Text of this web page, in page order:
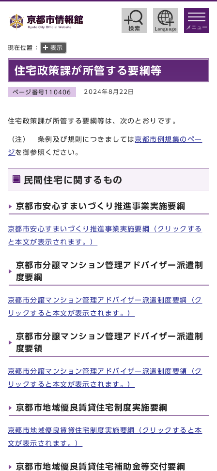
toggle
メニュー
現在位置： 表示
住宅政策課が所管する要綱等
ページ番号110406 2024年8月22日
住宅政策課が所管する要綱等は、次のとおりです。
（注） 条例及び規則につきましては京都市例規集のペー
ジを御参照ください。
民間住宅に関するもの
京都市安心すまいづくり推進事業実施要綱
京都市安心すまいづくり推進事業実施要綱（クリックする
と本文が表示されます。）
京都市分譲マンション管理アドバイザー派遣制
度要綱
京都市分譲マンション管理アドバイザー派遣制度要綱（ク
リックすると本文が表示されます。）
京都市分譲マンション管理アドバイザー派遣制
度要領
京都市分譲マンション管理アドバイザー派遣制度要領（ク
リックすると本文が表示されます。）
京都市地域優良賃貸住宅制度実施要綱
京都市地域優良賃貸住宅制度実施要綱（クリックすると本
文が表示されます。）
京都市地域優良賃貸住宅補助金等交付要綱